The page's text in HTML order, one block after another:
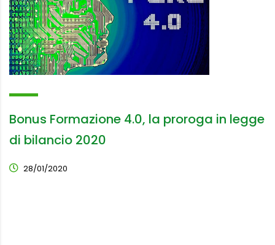
Bonus Formazione 4.0, la proroga in legge
di bilancio 2020
28/01/2020